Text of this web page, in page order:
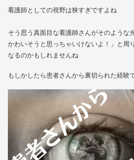
看護師としての視野は狭すぎですよね
そう思う真面目な看護師さんがそのような
かわいそうと思っちゃいけないよ！」と周
なるのかもしれませんね
もしかしたら患者さんから裏切られた経験